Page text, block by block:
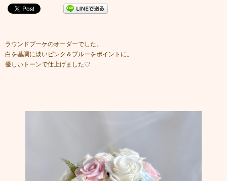
ラウンドブーケのオーダーでした。
白を基調に淡いピンク＆ブルーをポイントに。
優しいトーンで仕上げました♡